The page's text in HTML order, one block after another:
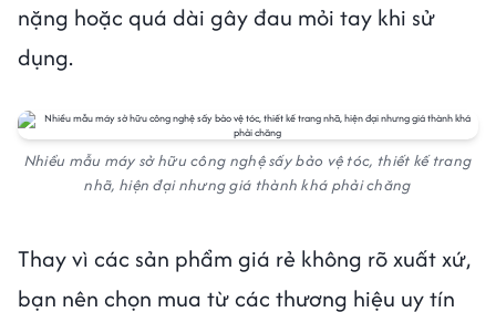
nặng hoặc quá dài gây đau mỏi tay khi sử
dụng.
Nhiều mẫu máy sở hữu công nghệ sấy bảo vệ tóc, thiết kế trang
nhã, hiện đại nhưng giá thành khá phải chăng
Thay vì các sản phẩm giá rẻ không rõ xuất xứ,
bạn nên chọn mua từ các thương hiệu uy tín